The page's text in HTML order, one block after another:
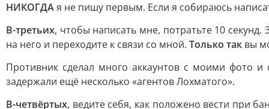
НИКОГДАя не пишу первым. Если я собираюсь
В-третьих, чтобы написать мне, потратьте 10
на него и переходите к связи со мной. Только так вы
Противник сделал много аккаунтов с моими фото
задержали ещё несколько «агентов Лохматого».
В-четвёртых, ведите себя, как положено вести при